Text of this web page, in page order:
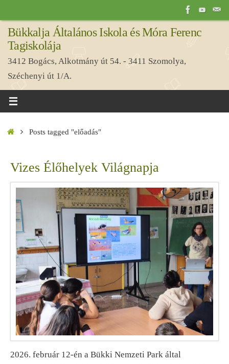
a
tartalomra
Bükkalja Általános Iskola és Móra Ferenc
Tagiskolája
3412 Bogács, Alkotmány út 54. - 3411 Szomolya,
Széchenyi út 1/A.
HomePosts tagged "előadás"
Vizes Élőhelyek Világnapja
2026. február 12-én a Bükki Nemzeti Park által